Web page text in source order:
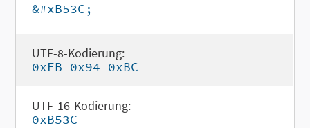
&#xB53C;
UTF-8-Kodierung:
0xEB 0x94 0xBC
UTF-16-Kodierung:
0xB53C